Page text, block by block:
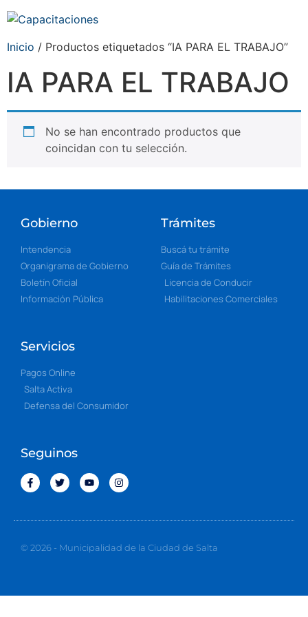
Inicio / Productos etiquetados “IA PARA EL TRABAJO”
IA PARA EL TRABAJO
No se han encontrado productos que
coincidan con tu selección.
Gobierno
Intendencia
Organigrama de Gobierno
Boletín Oficial
Información Pública
Trámites
Buscá tu trámite
Guía de Trámites
Licencia de Conducir
Habilitaciones Comerciales
Servicios
Pagos Online
Salta Activa
Defensa del Consumidor
Seguinos
© 2026 - Municipalidad de la Ciudad de Salta